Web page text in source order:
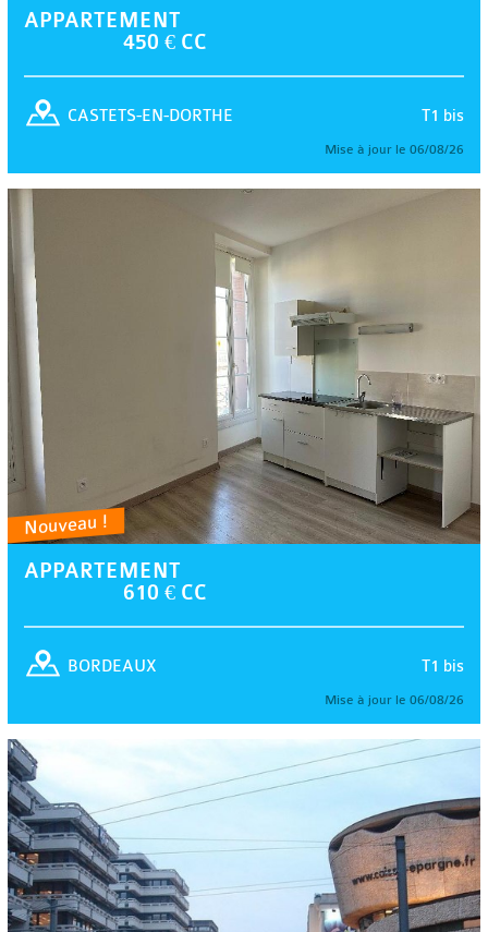
APPARTEMENT
450 € CC
T1 bis
CASTETS-EN-DORTHE
Mise à jour le 06/08/26
Nouveau !
APPARTEMENT
610 € CC
T1 bis
BORDEAUX
Mise à jour le 06/08/26